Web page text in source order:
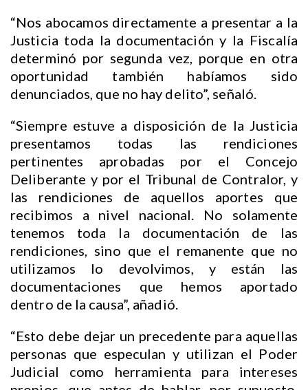
“Nos abocamos directamente a presentar a la
Justicia toda la documentación y la Fiscalía
determinó por segunda vez, porque en otra
oportunidad también habíamos sido
denunciados, que no hay delito”, señaló.
“Siempre estuve a disposición de la Justicia
presentamos todas las rendiciones
pertinentes aprobadas por el Concejo
Deliberante y por el Tribunal de Contralor, y
las rendiciones de aquellos aportes que
recibimos a nivel nacional. No solamente
tenemos toda la documentación de las
rendiciones, sino que el remanente que no
utilizamos lo devolvimos, y están las
documentaciones que hemos aportado
dentro de la causa”, añadió.
“Esto debe dejar un precedente para aquellas
personas que especulan y utilizan el Poder
Judicial como herramienta para intereses